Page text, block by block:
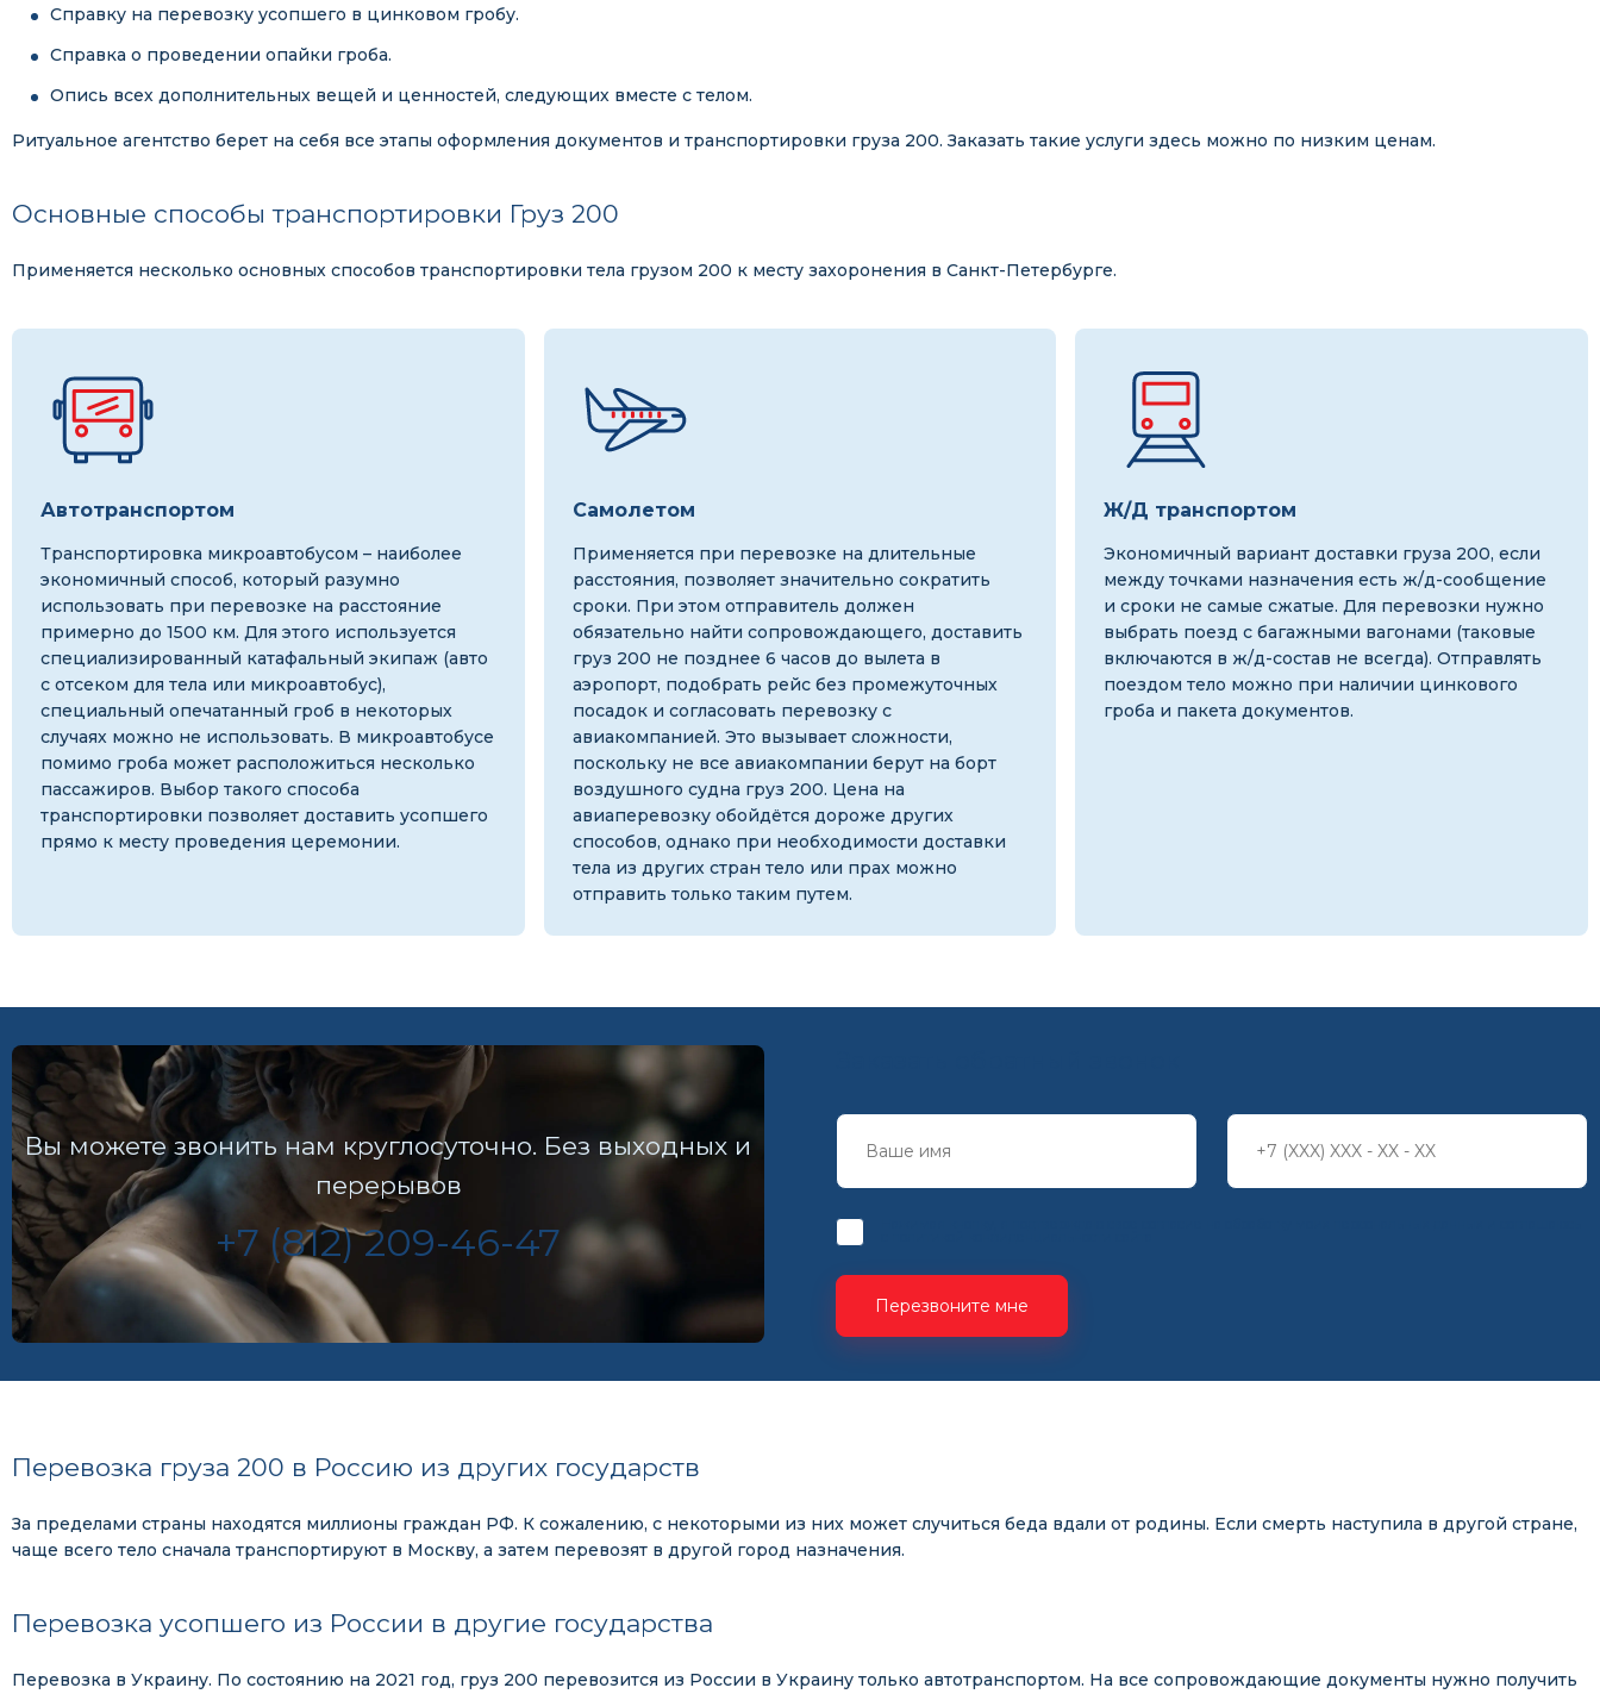
Справку на перевозку усопшего в цинковом гробу.
Справка о проведении опайки гроба.
Опись всех дополнительных вещей и ценностей, следующих вместе с телом.
Ритуальное агентство берет на себя все этапы оформления документов и транспортировки груза 200. Заказать такие услуги здесь можно по низким ценам.
Основные способы транспортировки Груз 200
Применяется несколько основных способов транспортировки тела грузом 200 к месту захоронения в Санкт-Петербурге.
Автотранспортом
Транспортировка микроавтобусом – наиболее
экономичный способ, который разумно
использовать при перевозке на расстояние
примерно до 1500 км. Для этого используется
специализированный катафальный экипаж (авто
с отсеком для тела или микроавтобус),
специальный опечатанный гроб в некоторых
случаях можно не использовать. В микроавтобусе
помимо гроба может расположиться несколько
пассажиров. Выбор такого способа
транспортировки позволяет доставить усопшего
прямо к месту проведения церемонии.
Самолетом
Применяется при перевозке на длительные
расстояния, позволяет значительно сократить
сроки. При этом отправитель должен
обязательно найти сопровождающего, доставить
груз 200 не позднее 6 часов до вылета в
аэропорт, подобрать рейс без промежуточных
посадок и согласовать перевозку с
авиакомпанией. Это вызывает сложности,
поскольку не все авиакомпании берут на борт
воздушного судна груз 200. Цена на
авиаперевозку обойдётся дороже других
способов, однако при необходимости доставки
тела из других стран тело или прах можно
отправить только таким путем.
Ж/Д транспортом
Экономичный вариант доставки груза 200, если
между точками назначения есть ж/д-сообщение
и сроки не самые сжатые. Для перевозки нужно
выбрать поезд с багажными вагонами (таковые
включаются в ж/д-состав не всегда). Отправлять
поездом тело можно при наличии цинкового
гроба и пакета документов.
Вы можете звонить нам круглосуточно. Без выходных и
перерывов
+7 (812) 209-46-47
Перезвоните мне
Перевозка груза 200 в Россию из других государств
За пределами страны находятся миллионы граждан РФ. К сожалению, с некоторыми из них может случиться беда вдали от родины. Если смерть наступила в другой стране,
чаще всего тело сначала транспортируют в Москву, а затем перевозят в другой город назначения.
Перевозка усопшего из России в другие государства
Перевозка в Украину. По состоянию на 2021 год, груз 200 перевозится из России в Украину только автотранспортом. На все сопровождающие документы нужно получить